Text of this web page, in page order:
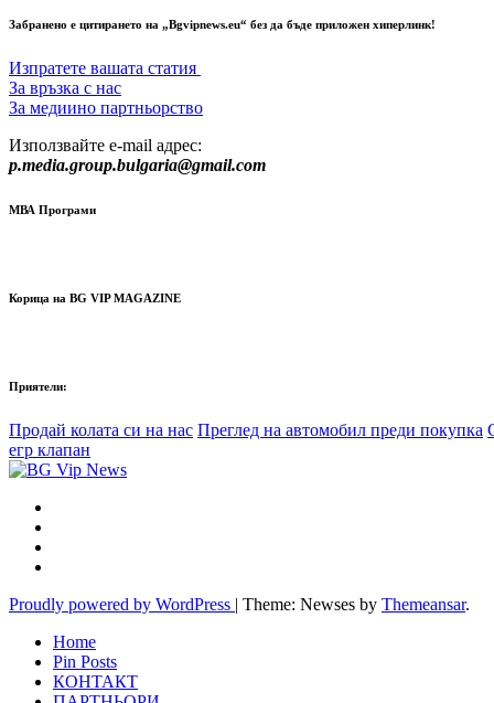
Забранено е цитирането на „Bgvipnews.eu“ без да бъде приложен хиперлинк!
Изпратете вашата статия
За връзка с нас
За медиино партньорство
Използвайте e-mail адрес:
p.media.group.bulgaria@gmail.com
МВА Програми
Корица на BG VIP MAGAZINE
Приятели:
Продай колата си на нас Преглед на автомобил преди покупка
егр клапан
Proudly powered by WordPress | Theme: Newses by Themeansar.
Home
Pin Posts
КОНТАКТ